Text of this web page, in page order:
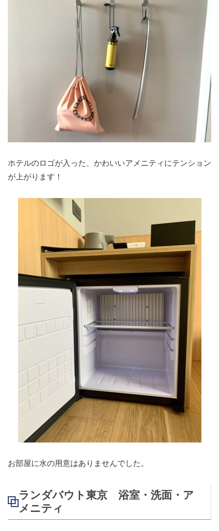
ホテルのロゴが入った、かわいいアメニティにテンション
が上がります！
お部屋に水の用意はありませんでした。
ランダバウト東京 浴室・洗面・ア
メニティ